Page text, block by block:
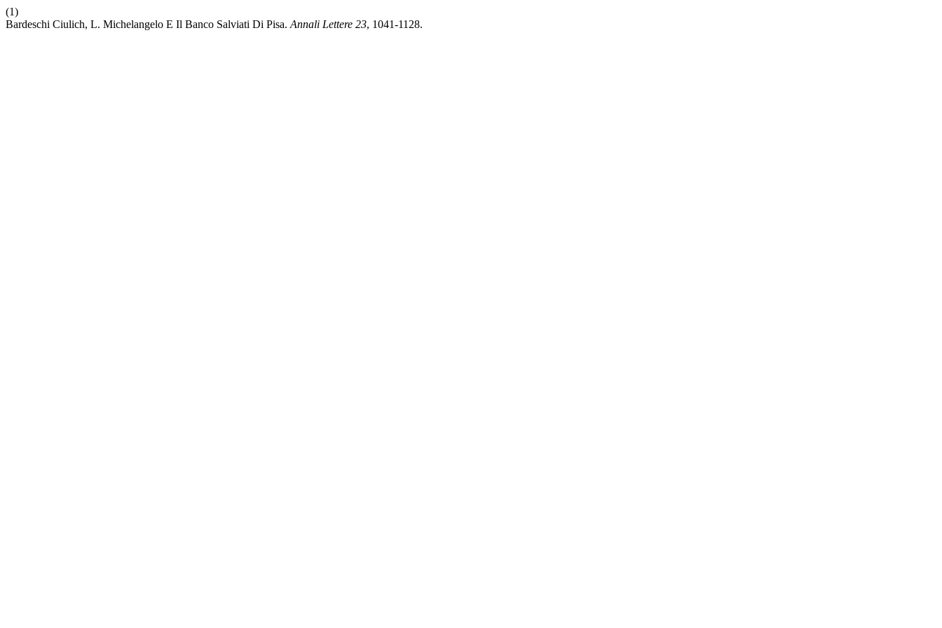
(1)
Bardeschi Ciulich, L. Michelangelo E Il Banco Salviati Di Pisa. Annali Lettere 23, 1041-1128.